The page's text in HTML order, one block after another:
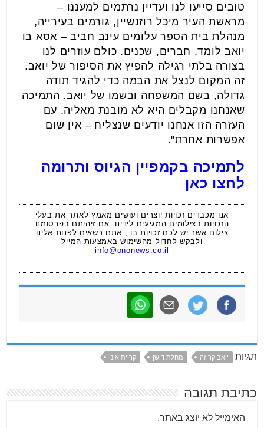
טובים סייעו לנו ועדיין נרתמים למעננו –
מראשת העיר מיכל רוזנשיין, גורמים בעירייה,
מנהלת בית הספר עלומים עינב חביב – אסא בו
יואב לומד, חברים, שכנים. כולם עוזרים לנו
בצורה בלתי רגילה להפיץ את הסיפור של יואב.
זה המקום לנצל את הבמה כדי להגיד תודה
גדולה, בשם המשפחה ובשמו של יואב. התמיכה
שאנחנו מקבלים היא לא מובנת מאליה. עם
העזרה הזו אנחנו יודעים שנצליח – אין שום
אפשרות אחרת".
לתמיכה בקמפיין הגיוס ותרומה
לחצו כאן
אנו מכבדים זכויות יוצרים ועושים מאמץ לאתר את בעלי
הזכויות בצילומים המגיעים לידינו .אם זיהיתם בפרסומנו
צילום אשר יש לכם זכויות בו , אתם רשאים לפנות אלינו
ולבקש לחדול מהשימוש באמצעות המייל
info@ononews.co.il
תגיות יואב קריזה מחלת דושן קריית אונו
כתיבת תגובה
האימייל לא יוצג באתר.